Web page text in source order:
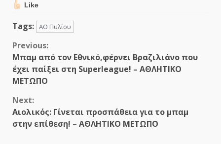
Like
Tags: ΑΟ Πυλίου
Continue
Reading
Previous:
Μπαμ από τον Εθνικό,φέρνει Βραζιλιάνο που
έχει παίξει στη Superleague! – ΑΘΛΗΤΙΚΟ
ΜΕΤΩΠΟ
Next:
Αιολικός: Γίνεται προσπάθεια για το μπαμ
στην επίθεση! – ΑΘΛΗΤΙΚΟ ΜΕΤΩΠΟ